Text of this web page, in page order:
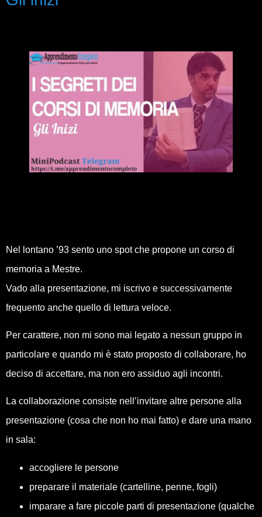
Nel lontano ’93 sento uno spot che propone un corso di
memoria a Mestre.
Vado alla presentazione, mi iscrivo e successivamente
frequento anche quello di lettura veloce.
Per carattere, non mi sono mai legato a nessun gruppo in
particolare e quando mi è stato proposto di collaborare, ho
deciso di accettare, ma non ero assiduo agli incontri.
La collaborazione consiste nell’invitare altre persone alla
presentazione (cosa che non ho mai fatto) e dare una mano
in sala:
accogliere le persone
preparare il materiale (cartelline, penne, fogli)
imparare a fare piccole parti di presentazione (qualche